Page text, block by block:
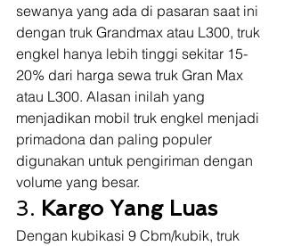
sewanya yang ada di pasaran saat ini
dengan truk Grandmax atau L300, truk
engkel hanya lebih tinggi sekitar 15-
20% dari harga sewa truk Gran Max
atau L300. Alasan inilah yang
menjadikan mobil truk engkel menjadi
primadona dan paling populer
digunakan untuk pengiriman dengan
volume yang besar.
3. Kargo Yang Luas
Dengan kubikasi 9 Cbm/kubik, truk